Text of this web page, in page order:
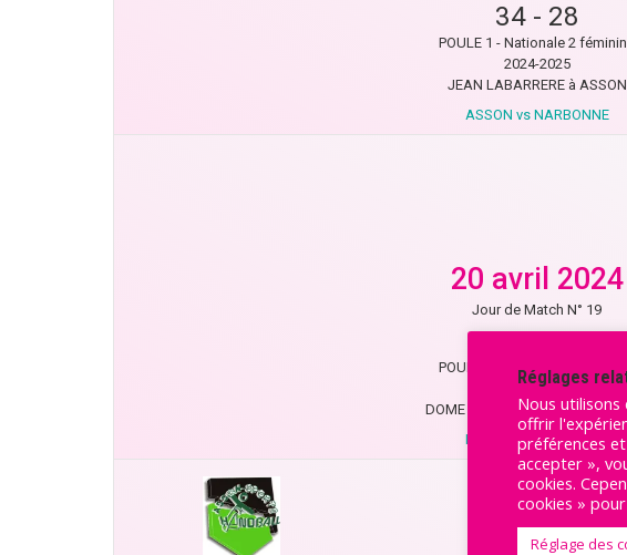
34- 28
POULE 1 - Nationale 2
2024-2025
JEAN LABARRERE à ASSON
ASSON vs NARBONNE
20 avril 2024
Jour de Match N° 19
27-24
POULE 1 - Nationale 2
2023-2024
DOME JOSE NICOLAI à
NARBONNE vs ASSON
Réglages
Nous
offrir
préférences
accepter »,
cookies.
cookies »
Réglage des